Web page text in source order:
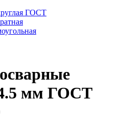
ГОСТ
мм ГОСТ